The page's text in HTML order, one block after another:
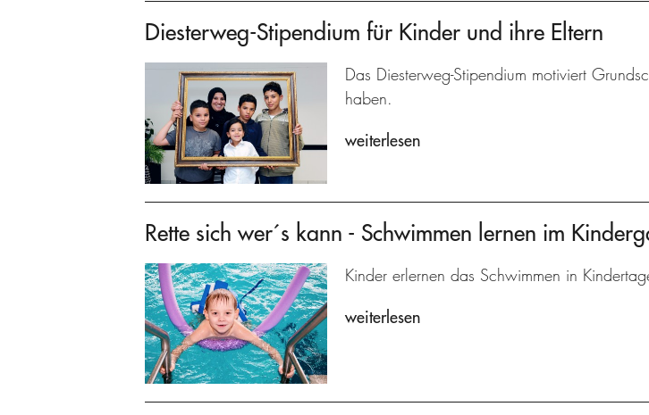
Diesterweg-Stipendium für Kinder und ihre Eltern
Das Diesterweg-Stipendium motiviert
haben.
weiterlesen
Rette sich wer´s kann - Schwimmen lernen im
Kinder erlernen das Schwimmen in
weiterlesen